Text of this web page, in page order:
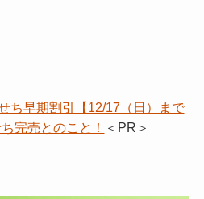
ち早期割引【12/17（日）まで
完売とのこと！
＜PR＞